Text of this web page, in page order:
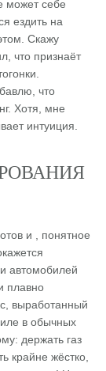
может себе
ездить на
Скажу
что признаёт
что
Хотя, мне
интуиция.
и , понятное
автомобилей
плавно
выработанный
в обычных
держать газ
крайне жёстко,